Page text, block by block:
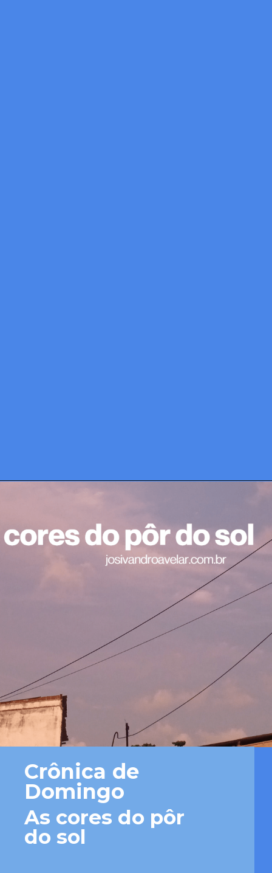
semana no Blog Josivandro
Avelar com os destaques
dessa semana que passou.
Crônica de
Domingo
As cores do pôr
do sol